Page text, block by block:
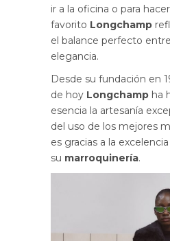
ir a la oficina o para
favorito Longchamp
el balance perfecto
elegancia.
Desde su fundación en
de hoy Longchamp ha
esencia la artesanía
del uso de los mejores
es gracias a la
su marroquinería.